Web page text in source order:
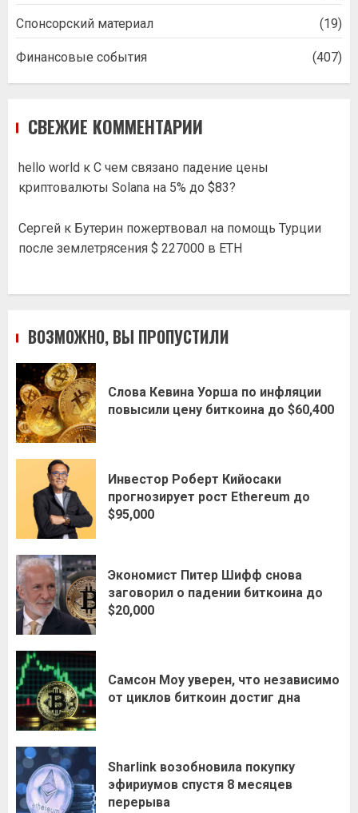
Спонсорский материал (19)
Финансовые события (407)
СВЕЖИЕ КОММЕНТАРИИ
hello world к С чем связано падение цены
криптовалюты Solana на 5% до $83?
Сергей к Бутерин пожертвовал на помощь Турции
после землетрясения $ 227000 в ETH
ВОЗМОЖНО, ВЫ ПРОПУСТИЛИ
Слова Кевина Уорша по инфляции
повысили цену биткоина до $60,400
Инвестор Роберт Кийосаки
прогнозирует рост Ethereum до
$95,000
Экономист Питер Шифф снова
заговорил о падении биткоина до
$20,000
Самсон Моу уверен, что независимо
от циклов биткоин достиг дна
Sharlink возобновила покупку
эфириумов спустя 8 месяцев
перерыва